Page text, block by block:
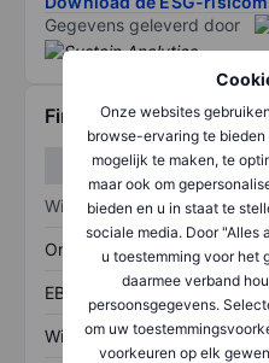
Onze websites
browse-ervaring te
mogelijk te maken, te
maar ook om
bieden en u in staat te
sociale media. Door
u toestemming voor het
daarmee verband
persoonsgegevens.
om uw
voorkeuren op elk
Gegevens geleverd door
Financiële gegevens
Winst/verlies
Omzet
EBITDA
Winst